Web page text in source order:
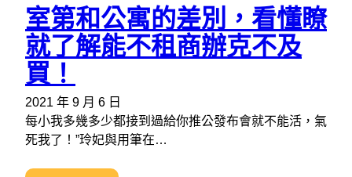
室第和公寓的差別，看懂瞭
就了解能不租商辦克不及
買！
2021 年 9 月 6 日
每小我多幾多少都接到過給你推公發布會就不能活，氣
死我了！”玲妃與用筆在…